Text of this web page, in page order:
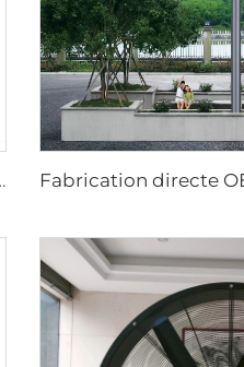
ventilateur industriel ventilateurs à brume